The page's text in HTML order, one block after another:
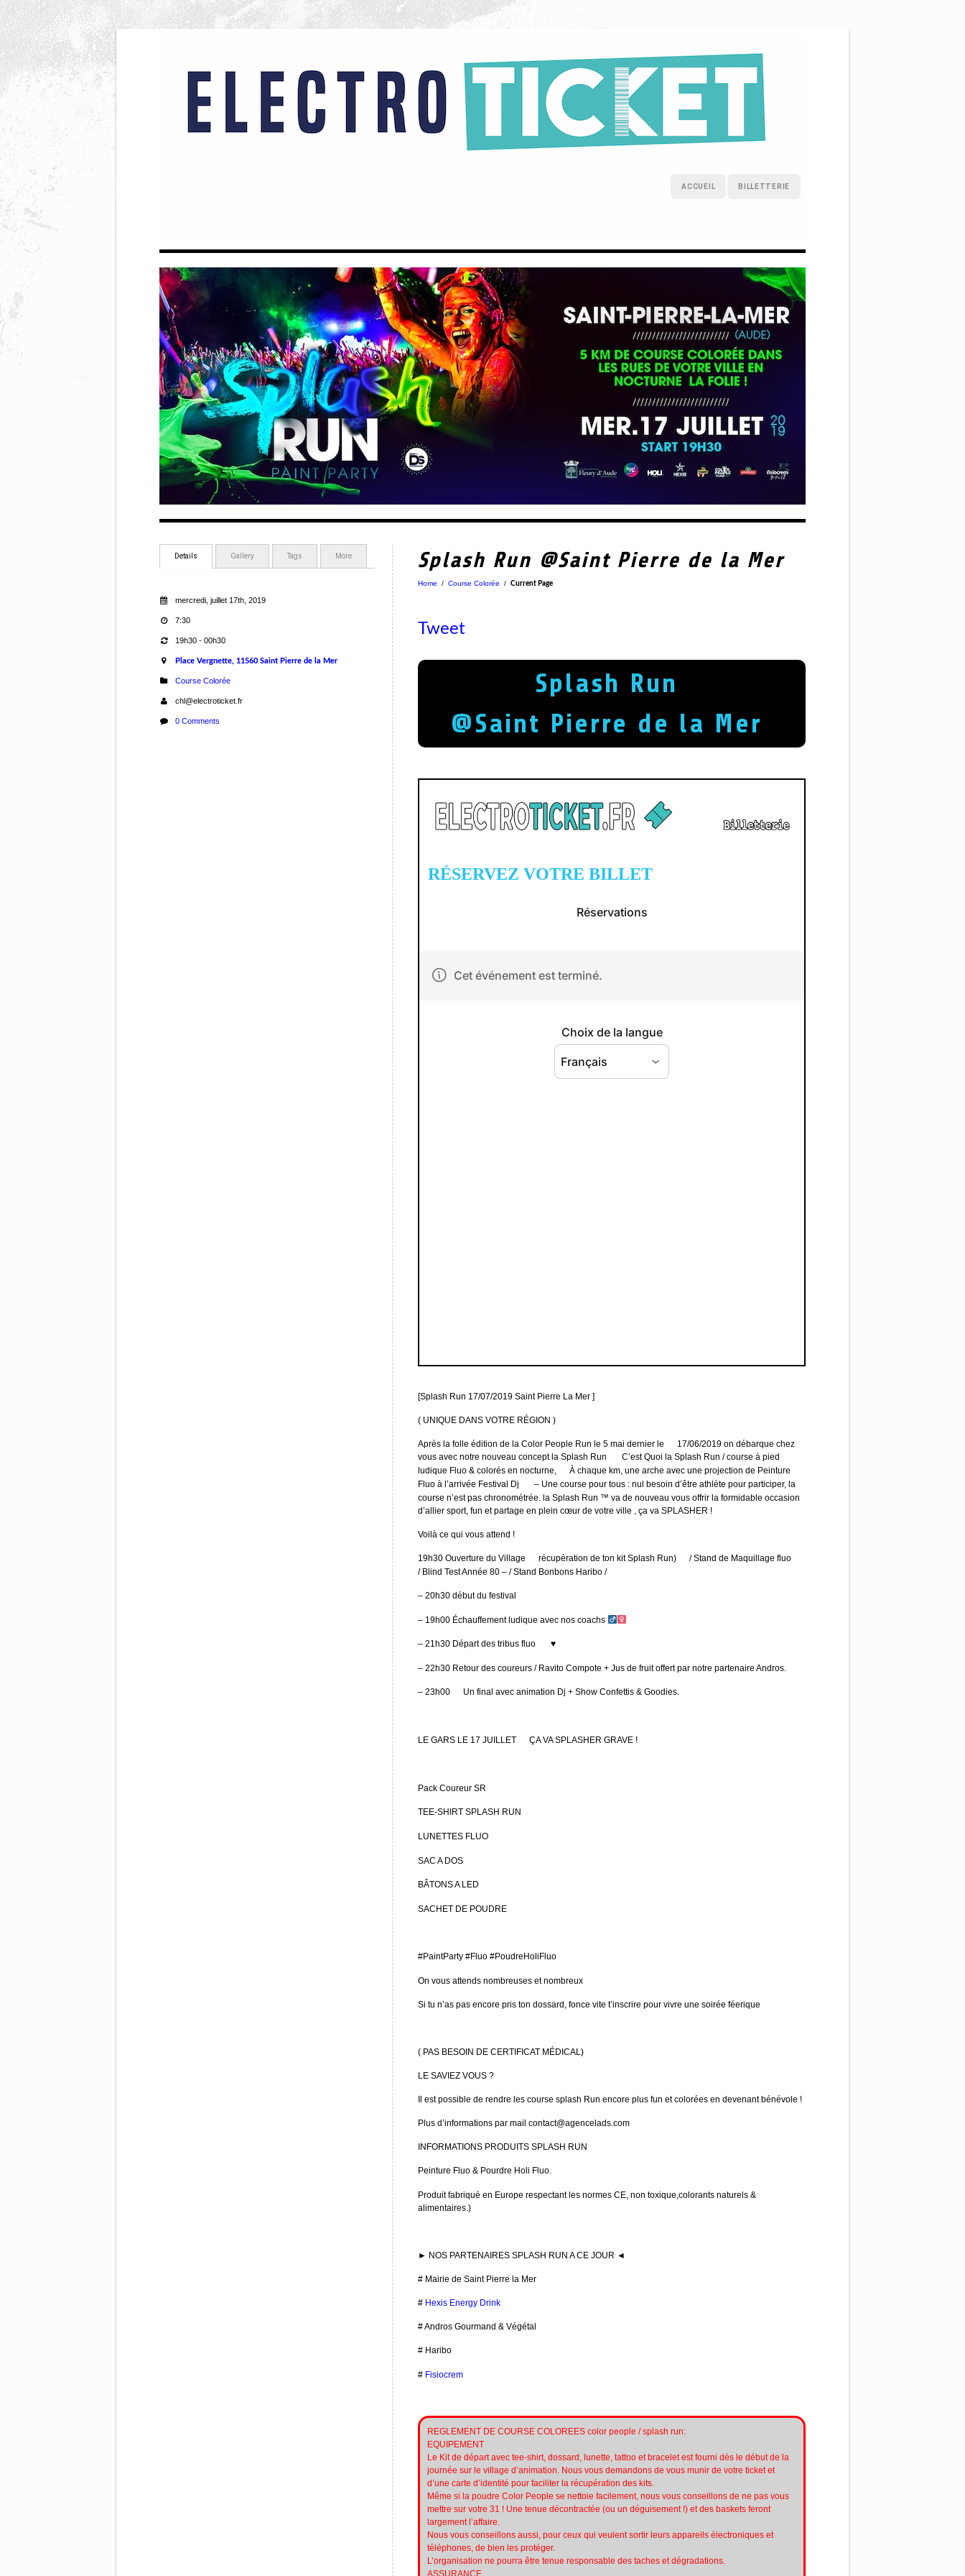
ACCUEIL BILLETTERIE
Details Gallery Tags More
mercredi, juillet 17th, 2019
7:30
19h30 - 00h30
Place Vergnette, 11560 Saint Pierre de la Mer
Course Colorée
chl@electroticket.fr
0 Comments
Splash Run @Saint Pierre de la Mer
Home / Course Colorée / Current Page
Tweet
Splash Run
@Saint Pierre de la Mer
RÉSERVEZ VOTRE BILLET
[Splash Run 17/07/2019 Saint Pierre La Mer ]
( UNIQUE DANS VOTRE RÉGION )
Après la folle édition de la Color People Run le 5 mai dernier le
17/06/2019 on débarque chez
vous avec notre nouveau concept la Splash Run
C’est Quoi la Splash Run / course à pied
ludique Fluo & colorés en nocturne,
À chaque km, une arche avec une projection de Peinture
Fluo à l’arrivée Festival Dj
– Une course pour tous : nul besoin d’être athlète pour participer, la
course n’est pas chronométrée. la Splash Run ™ va de nouveau vous offrir la formidable occasion
d’allier sport, fun et partage en plein cœur de votre ville , ça va SPLASHER !
Voilà ce qui vous attend !
19h30 Ouverture du Village récupération de ton kit Splash Run)
/ Stand de Maquillage fluo
/ Blind Test Année 80 – / Stand Bonbons Haribo /
– 20h30 début du festival
– 19h00 Échauffement ludique avec nos coachs ‍
– 21h30 Départ des tribus fluo ♥️
– 22h30 Retour des coureurs / Ravito Compote + Jus de fruit offert par notre partenaire Andros.
– 23h00 Un final avec animation Dj + Show Confettis & Goodies.
LE GARS LE 17 JUILLET ÇA VA SPLASHER GRAVE !
Pack Coureur SR
TEE-SHIRT SPLASH RUN
LUNETTES FLUO
SAC A DOS
BÂTONS A LED
SACHET DE POUDRE
#PaintParty #Fluo #PoudreHoliFluo
On vous attends nombreuses et nombreux
Si tu n’as pas encore pris ton dossard, fonce vite t’inscrire pour vivre une soirée féerique
( PAS BESOIN DE CERTIFICAT MÉDICAL)
LE SAVIEZ VOUS ?
Il est possible de rendre les course splash Run encore plus fun et colorées en devenant bénévole !
Plus d’informations par mail contact@agencelads.com
INFORMATIONS PRODUITS SPLASH RUN
Peinture Fluo & Pourdre Holi Fluo.
Produit fabriqué en Europe respectant les normes CE, non toxique,colorants naturels &
alimentaires.)
► NOS PARTENAIRES SPLASH RUN A CE JOUR ◄
# Mairie de Saint Pierre la Mer
# Hexis Energy Drink
# Andros Gourmand & Végétal
# Haribo
# Fisiocrem
REGLEMENT DE COURSE COLOREES color people / splash run:
EQUIPEMENT
Le Kit de départ avec tee-shirt, dossard, lunette, tattoo et bracelet est fourni dès le début de la
journée sur le village d’animation. Nous vous demandons de vous munir de votre ticket et
d’une carte d’identité pour faciliter la récupération des kits.
Même si la poudre Color People se nettoie facilement, nous vous conseillons de ne pas vous
mettre sur votre 31 ! Une tenue décontractée (ou un déguisement !) et des baskets feront
largement l’affaire.
Nous vous conseillons aussi, pour ceux qui veulent sortir leurs appareils électroniques et
téléphones, de bien les protéger.
L’organisation ne pourra être tenue responsable des taches et dégradations.
ASSURANCE